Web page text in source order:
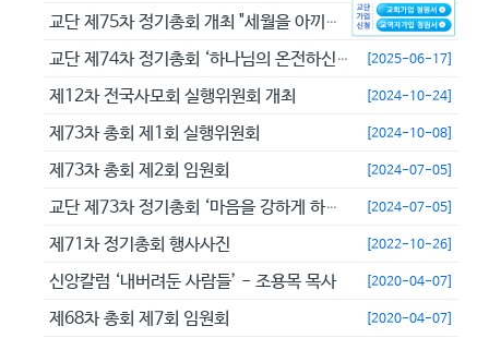
교단 제75차 정기총회 개최 "세월을 아끼라 때가 악하니라"(엡 5:16... [2026-05-23]
교단 제74차 정기총회 ‘하나님의 온전하신 뜻을 분별하자’ [2025-06-17]
제12차 전국사모회 실행위원회 개최 [2024-10-24]
제73차 총회 제1회 실행위원회 [2024-10-08]
제73차 총회 제2회 임원회 [2024-07-05]
교단 제73차 정기총회 ‘마음을 강하게 하고 극히 담대히 하라’ [2024-07-05]
제71차 정기총회 행사사진 [2022-10-26]
신앙칼럼 ‘내버려둔 사람들’ - 조용목 목사 [2020-04-07]
제68차 총회 제7회 임원회 [2020-04-07]